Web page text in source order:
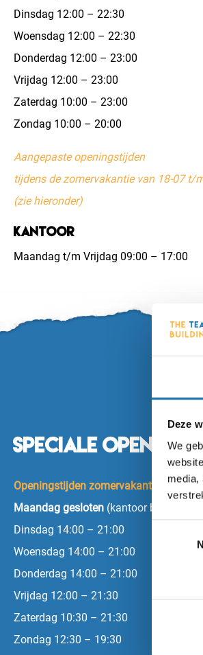
Deze
We
media,
Dinsdag 12:00 – 22:30
Woensdag 12:00 – 22:30
Donderdag 12:00 – 23:00
Vrijdag 12:00 – 23:00
Zaterdag 10:00 – 23:00
Zondag 10:00 – 20:00
Aangepaste openingstijden
tijdens de zomervakantie van 18-07 t/
(zie hieronder)
Kantoor
Maandag t/m Vrijdag 09:00 – 17:00
Speciale
Openingstijden zomervakantie:
vanaf
Maandag gesloten (kantoor bereikbaar)
Dinsdag 14:00 – 21:00
Woensdag 14:00 – 21:00
Donderdag 14:00 – 21:00
Vrijdag 12:00 – 21:30
Zaterdag 10:30 – 21:30
Zondag 12:30 – 19:30